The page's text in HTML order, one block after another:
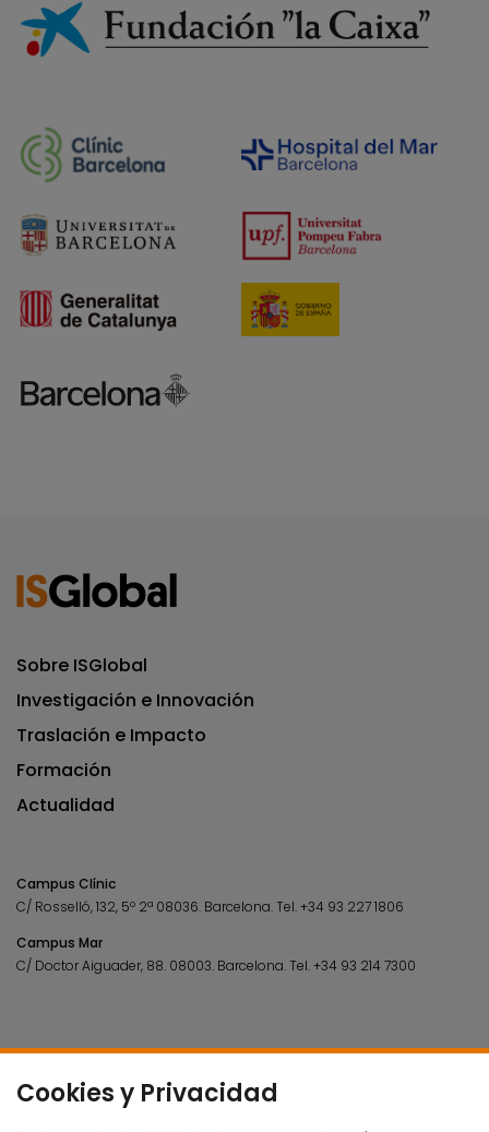
Cookies y Privacidad
Sobre ISGlobal
Investigación e Innovación
Traslación e Impacto
Formación
Actualidad
Campus Clínic
C/ Rosselló, 132, 5º 2ª 08036. Barcelona.Tel.+34 93 227 1806
Campus Mar
C/ Doctor Aiguader, 88. 08003. Barcelona.Tel.+34 93 214 7300